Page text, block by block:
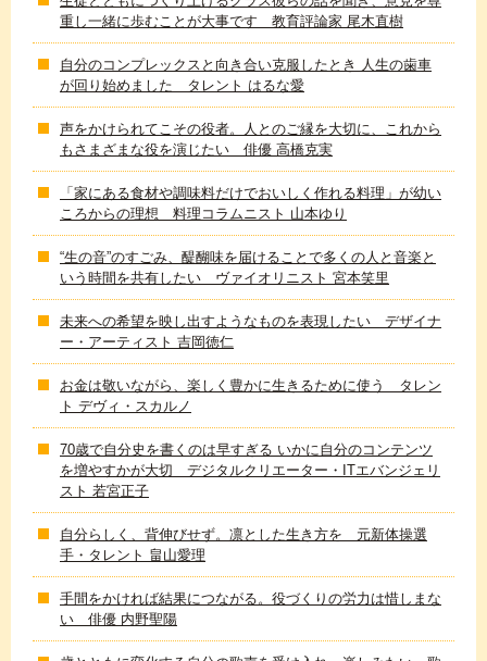
重し一緒に歩むことが大事です 教育評論家 尾木直樹
自分のコンプレックスと向き合い克服したとき 人生の歯車
が回り始めました タレント はるな愛
声をかけられてこその役者。人とのご縁を大切に、これから
もさまざまな役を演じたい 俳優 高橋克実
「家にある食材や調味料だけでおいしく作れる料理」が幼い
ころからの理想 料理コラムニスト 山本ゆり
“生の音”のすごみ、醍醐味を届けることで多くの人と音楽と
いう時間を共有したい ヴァイオリニスト 宮本笑里
未来への希望を映し出すようなものを表現したい デザイナ
ー・アーティスト 吉岡徳仁
お金は敬いながら、楽しく豊かに生きるために使う タレン
ト デヴィ・スカルノ
70歳で自分史を書くのは早すぎる いかに自分のコンテンツ
を増やすかが大切 デジタルクリエーター・ITエバンジェリ
スト 若宮正子
自分らしく、背伸びせず。凛とした生き方を 元新体操選
手・タレント 畠山愛理
手間をかければ結果につながる。役づくりの労力は惜しまな
い 俳優 内野聖陽